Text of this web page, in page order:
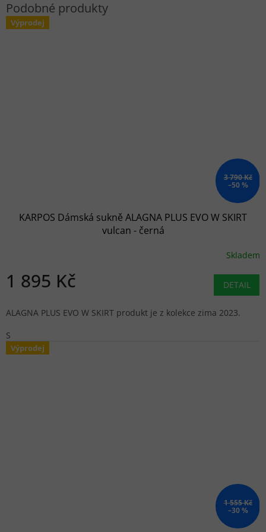
Výprodej
3 790 Kč
–50 %
KARPOS Dámská sukně ALAGNA PLUS EVO W SKIRT
vulcan - černá
Skladem
1 895 Kč DETAIL
ALAGNA PLUS EVO W SKIRT produkt je z kolekce zima 2023.
S
Výprodej
1 555 Kč
–30 %